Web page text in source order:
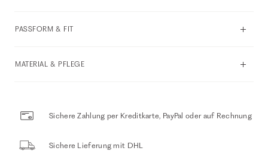
PASSFORM & FIT
MATERIAL & PFLEGE
Sichere Zahlung per Kreditkarte, PayPal oder auf Rechnung
Sichere Lieferung mit DHL